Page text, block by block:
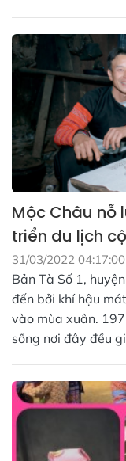
Mộc Châu nỗ
triển du lịch
31/03/2022 04:17:00
Bản Tà Số 1,
đến bởi khí hậu
vào mùa xuân.
sống nơi đây đều